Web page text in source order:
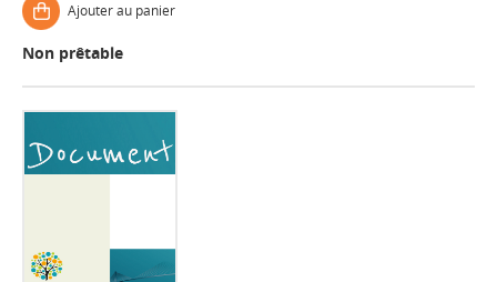
Ajouter au panier
Non prêtable